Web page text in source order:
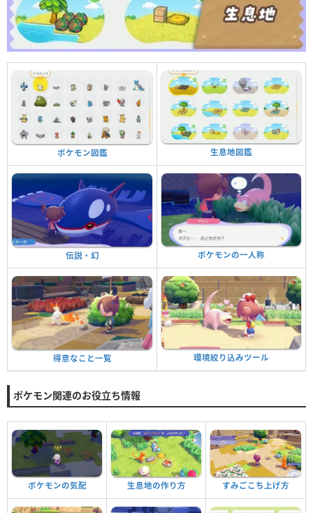
ポケモン図鑑 生息地図鑑
伝説・幻 ポケモンの一人称
得意なこと一覧 環境絞り込みツール
ポケモン関連のお役立ち情報
ポケモンの気配 生息地の作り方 すみごこち上げ方